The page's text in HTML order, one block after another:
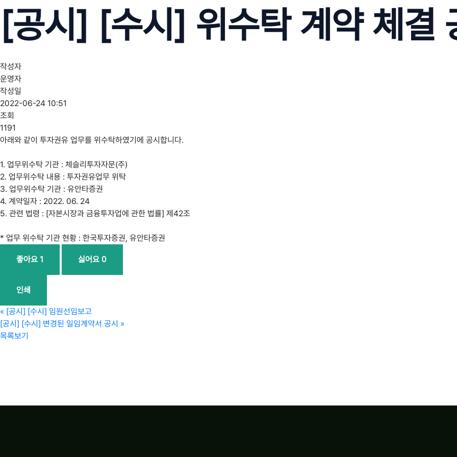
[공시] [수시] 위수탁 계약 체결
작성자
운영자
작성일
2022-06-24 10:51
조회
1191
아래와 같이 투자권유 업무를 위수탁하였기에 공시합니다.
1. 업무위수탁 기관 : 체슬리투자자문(주)
2. 업무위수탁 내용 : 투자권유업무 위탁
3. 업무위수탁 기관 : 유안타증권
4. 계약일자 : 2022. 06. 24
5. 관련 법령 : [자본시장과 금융투자업에 관한 법률] 제42조
* 업무 위수탁 기관 현황 : 한국투자증권, 유안타증권
좋아요 1 싫어요 0
인쇄
« [공시] [수시] 임원선임보고
[공시] [수시] 변경된 일임계약서 공시 »
목록보기